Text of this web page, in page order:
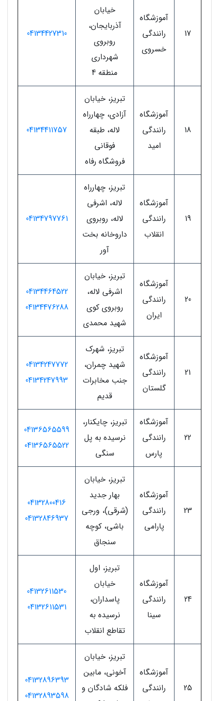
17
آموزشگاه
رانندگی
خسروی
خیابان
آذربایجان،
روبروی
شهرداری
منطقه 4
04134427310
18
آموزشگاه
رانندگی
امید
تبریز، خیابان
آزادی، چهارراه
لاله، طبقه
فوقانی
فروشگاه رفاه
04134411757
19
آموزشگاه
رانندگی
انقلاب
تبریز، چهارراه
لاله، اشرفی
لاله، روبروی
داروخانه بخت
آور
04134797761
20
آموزشگاه
رانندگی
ایران
تبریز، خیابان
اشرفی لاله،
روبروی کوی
شهید محمدی
04134464522
04134476288
21
آموزشگاه
رانندگی
گلستان
تبریز، شهرک
شهید چمران،
جنب مخابرات
قدیم
04134247772
04134247993
22
آموزشگاه
رانندگی
پارس
تبریز، چایکنار،
نرسیده به پل
سنگی
04136565599
04136565522
23
آموزشگاه
رانندگی
پارامی
تبریز، خیابان
بهار جدید
(شرقی)، ورجی
باشی، کوچه
سنجاق
04132800416
04132846937
24
آموزشگاه
رانندگی
سینا
تبریز، اول
خیابان
پاسداران،
نرسیده به
تقاطع انقلاب
04132611530
04132611531
25
آموزشگاه
رانندگی
تبریز، خیابان
آخونی، مابین
فلکه شادگان و
04132896393
04132893598